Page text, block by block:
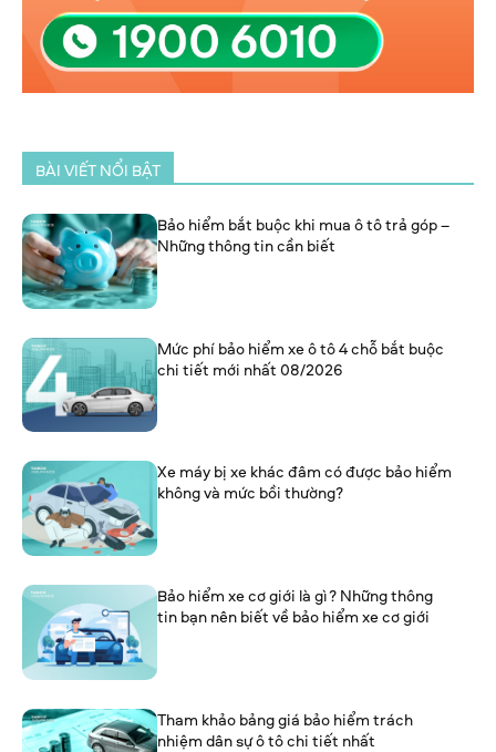
BÀI VIẾT NỔI BẬT
Bảo hiểm bắt buộc khi mua ô tô trả góp –
Những thông tin cần biết
Mức phí bảo hiểm xe ô tô 4 chỗ bắt buộc
chi tiết mới nhất 08/2026
Xe máy bị xe khác đâm có được bảo hiểm
không và mức bồi thường?
Bảo hiểm xe cơ giới là gì? Những thông
tin bạn nên biết về bảo hiểm xe cơ giới
Tham khảo bảng giá bảo hiểm trách
nhiệm dân sự ô tô chi tiết nhất